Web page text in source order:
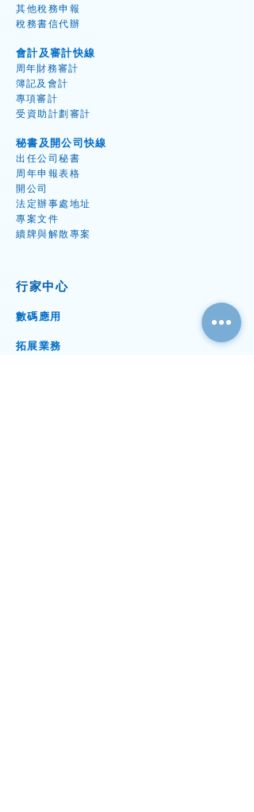
其他稅務申 報
稅務書信代辦
會計及審計快線
周年財務審計
簿記及會計
專項審 計
受資助計劃審計
秘書及開公司快線
出任公司秘書
周年申報表格
開 公司
​法定辦事處地址
專案文件
續牌與解散專案
行家中心
數碼應用
拓展業務